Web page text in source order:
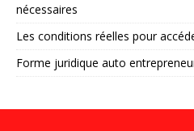
nécessaires
Les conditions réelles pour
Forme juridique auto